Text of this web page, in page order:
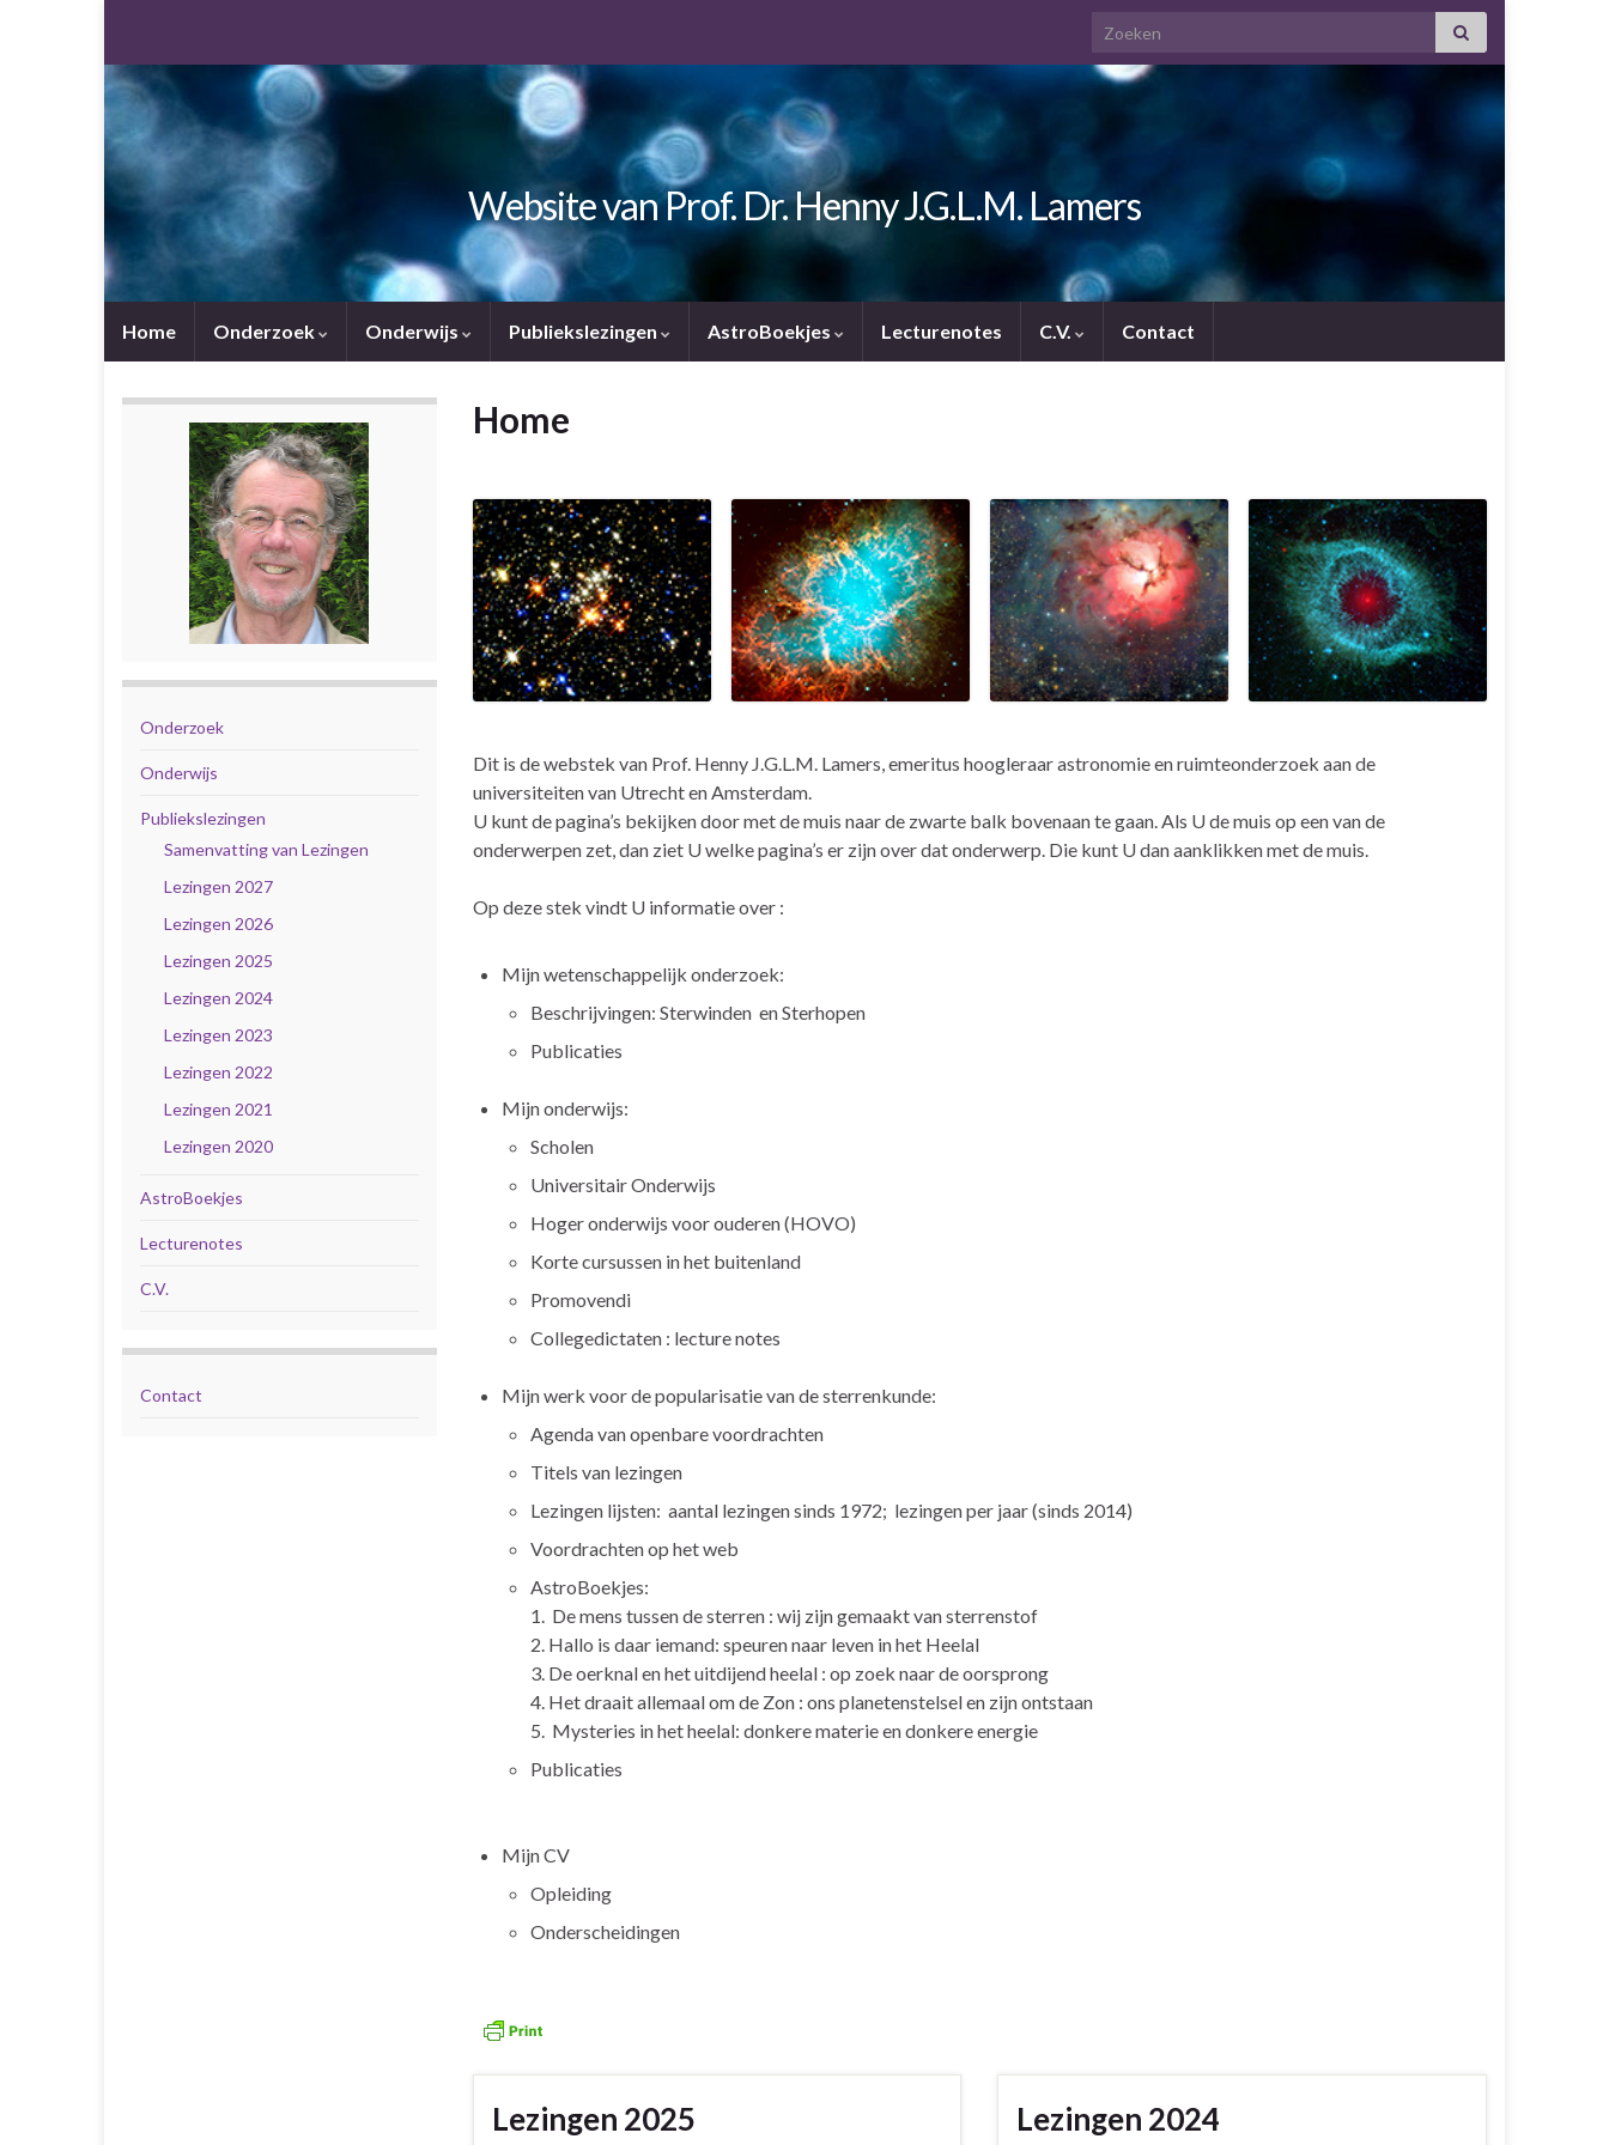
Search for:
Website van Prof. Dr. Henny J.G.L.M. Lamers
Home Onderzoek Onderwijs Publiekslezingen AstroBoekjes Lecturenotes C.V. Contact
Home
Dit is de webstek van Prof. Henny J.G.L.M. Lamers, emeritus hoogleraar astronomie en ruimteonderzoek aan de
universiteiten van Utrecht en Amsterdam.
U kunt de pagina’s bekijken door met de muis naar de zwarte balk bovenaan te gaan. Als U de muis op een van de
onderwerpen zet, dan ziet U welke pagina’s er zijn over dat onderwerp. Die kunt U dan aanklikken met de muis.
Op deze stek vindt U informatie over :
Mijn wetenschappelijk onderzoek:
Beschrijvingen: Sterwinden en Sterhopen
Publicaties
Mijn onderwijs:
Scholen
Universitair Onderwijs
Hoger onderwijs voor ouderen (HOVO)
Korte cursussen in het buitenland
Promovendi
Collegedictaten : lecture notes
Mijn werk voor de popularisatie van de sterrenkunde:
Agenda van openbare voordrachten
Titels van lezingen
Lezingen lijsten: aantal lezingen sinds 1972; lezingen per jaar (sinds 2014)
Voordrachten op het web
AstroBoekjes:
1. De mens tussen de sterren : wij zijn gemaakt van sterrenstof
2. Hallo is daar iemand: speuren naar leven in het Heelal
3. De oerknal en het uitdijend heelal : op zoek naar de oorsprong
4. Het draait allemaal om de Zon : ons planetenstelsel en zijn ontstaan
5. Mysteries in het heelal: donkere materie en donkere energie
Publicaties
Mijn CV
Opleiding
Onderscheidingen
Lezingen 2025 Lezingen 2024
Onderzoek
Onderwijs
Publiekslezingen
Samenvatting van Lezingen
Lezingen 2027
Lezingen 2026
Lezingen 2025
Lezingen 2024
Lezingen 2023
Lezingen 2022
Lezingen 2021
Lezingen 2020
AstroBoekjes
Lecturenotes
C.V.
Contact